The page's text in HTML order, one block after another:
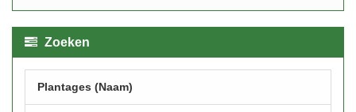
Zoeken
Plantages (Naam)